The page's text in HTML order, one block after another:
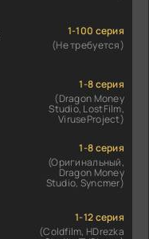
1-100 серия
(Не требуется)
1-8 серия
(Dragon Money
Studio, LostFilm,
ViruseProject)
1-8 серия
(Оригинальный,
Dragon Money
Studio, Syncmer)
1-12 серия
(Coldfilm, HDrezka